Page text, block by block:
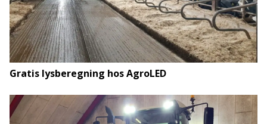
Gratis lysberegning hos AgroLED